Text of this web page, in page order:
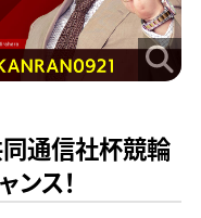
同通信社杯競輪
ス！